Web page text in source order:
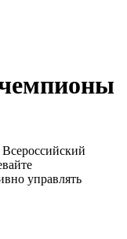
Всероссийский
управлять